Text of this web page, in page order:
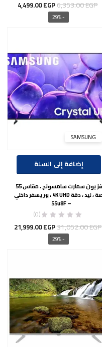
6,353.00EGP
السعر
الأصلي
4,499.00EGP
- 29%
SAMSUNG
إضافة إلى السلة
تلفزيون سمارت سامسونج ، مقاس 55
بوصة ، ليد ، دقة 4K UHD ، ببريسفر داخلي
– 55u8F
(0)
31,052.00EGP
السعر
الأصلي
21,999.00EGP
- 29%